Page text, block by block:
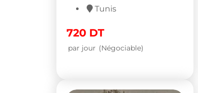
Tunis
720 DT
par jour (Négociable)